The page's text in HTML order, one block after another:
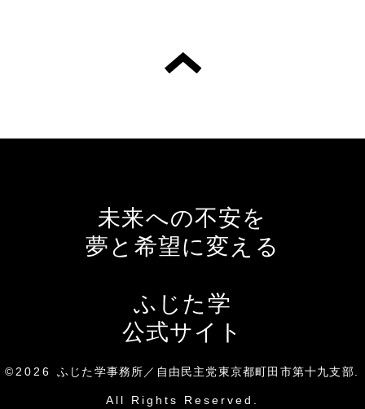
未来への不安を
夢と希望に変える
ふじた学
公式サイト
©2026ふじた学事務所／自由民主党東京都町田市第十九支部.
All Rights Reserved.